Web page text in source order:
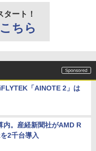
タート！
ちら
「AINOTE 2」は
内。産経新聞社がAMD R
2千台導入